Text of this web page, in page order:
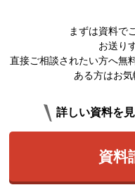
まずは資料で
お送り
直接ご相談されたい方へ無
ある方はお気
詳しい資料を
資料